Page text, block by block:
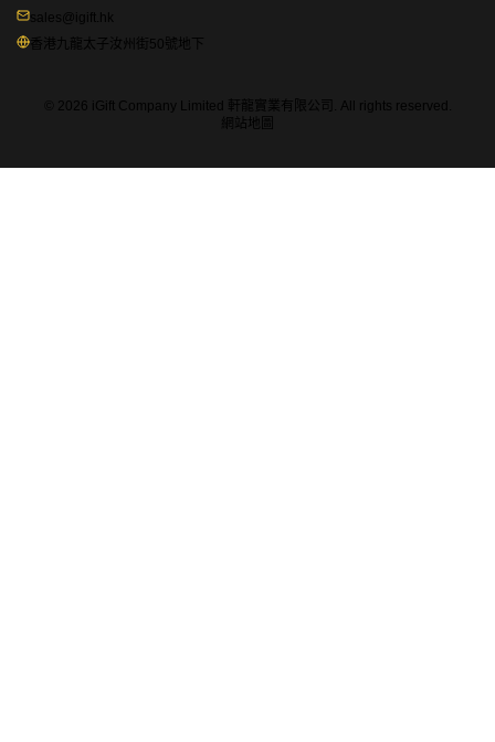
sales@igift.hk
香港九龍太子汝州街50號地下
© 2026 iGift Company Limited 軒龍實業有限公司. All rights reserved.
網站地圖